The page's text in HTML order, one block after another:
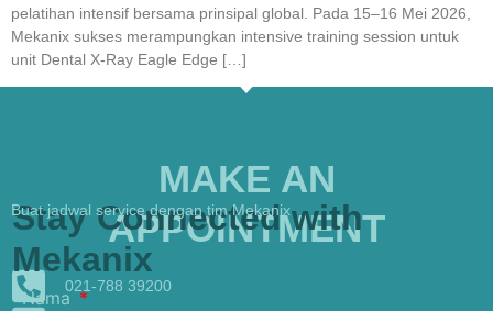
pelatihan intensif bersama prinsipal global. Pada 15–16 Mei 2026,
Mekanix sukses merampungkan intensive training session untuk
unit Dental X-Ray Eagle Edge […]
021-788 39200
Stay Connected with
Mekanix
MAKE AN
APPOINTMENT
Buat jadwal service dengan tim Mekanix
Nama